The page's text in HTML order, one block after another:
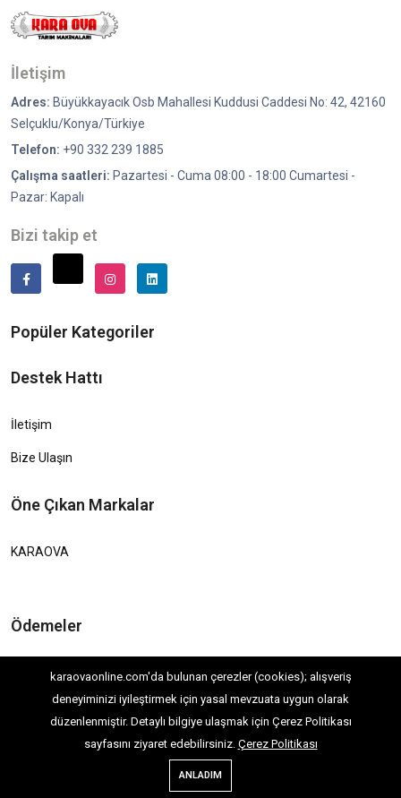
İletişim
Adres: Büyükkayacık Osb Mahallesi Kuddusi Caddesi No: 42, 42160
Selçuklu/Konya/Türkiye
Telefon: +90 332 239 1885
Çalışma saatleri: Pazartesi - Cuma 08:00 - 18:00 Cumartesi -
Pazar: Kapalı
Bizi takip et
Popüler Kategoriler
Destek Hattı
İletişim
Bize Ulaşın
Öne Çıkan Markalar
KARAOVA
Ödemeler
Güvenli Ödeme Yöntemi
Copyright © 2026. Kara Ova Ziraat Aletleri Her Hakkı Saklıdır.
karaovaonline.com'da bulunan çerezler (cookies); alışveriş
deneyiminizi iyileştirmek için yasal mevzuata uygun olarak
düzenlenmiştir. Detaylı bilgiye ulaşmak için Çerez Politikası
sayfasını ziyaret edebilirsiniz. Çerez Politikası
ANLADIM